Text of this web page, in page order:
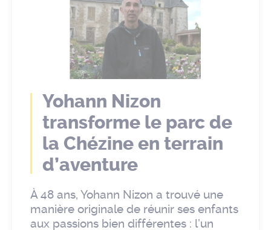
Yohann Nizon
transforme le parc de
la Chézine en terrain
d’aventure
À 48 ans, Yohann Nizon a trouvé une
manière originale de réunir ses enfants
aux passions bien différentes : l’un